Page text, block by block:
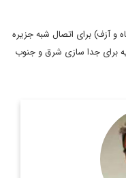
و آزف) برای اتصال شبه جزیره
برای جدا سازی شرق و جنوب
جهان دانشگاه تهران